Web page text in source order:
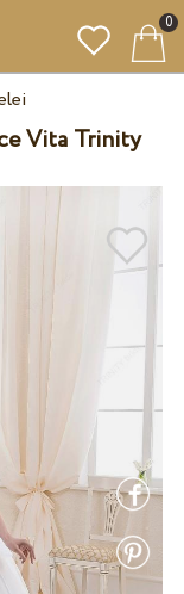
0
Vita Trinity